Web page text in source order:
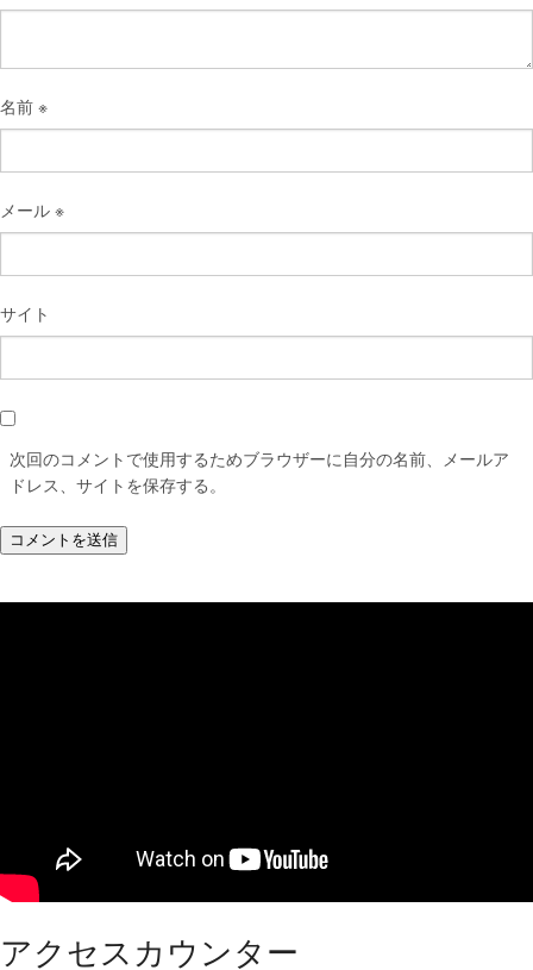
名前 ※
メール ※
サイト
次回のコメントで使用するためブラウザーに自分の名前、メールア
ドレス、サイトを保存する。
アクセスカウンター